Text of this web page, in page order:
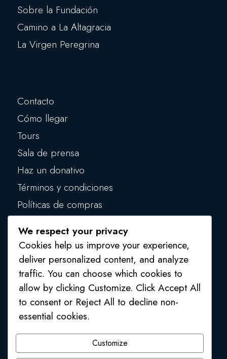
Sobre la Fundación
Camino a La Altagracia
La Virgen Peregrina
Contacto
Cómo llegar
Tours
Sala de prensa
Haz un donativo
Términos y condiciones
Políticas de compras
Políticas de seguridad
1 (809) 554 4541/1 (809) 554 2748
Av. Mons. Juan Félix Pepén, Higüey, La Altagracia,
We respect your privacy
Cookies help us improve your experience,
deliver personalized content, and analyze
traffic. You can choose which cookies to
allow by clicking Customize. Click Accept All
to consent or Reject All to decline non-
essential cookies.
Customize